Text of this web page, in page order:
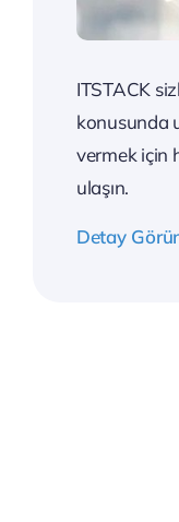
ITSTACK
konusunda
vermek için
ulaşın.
Detay